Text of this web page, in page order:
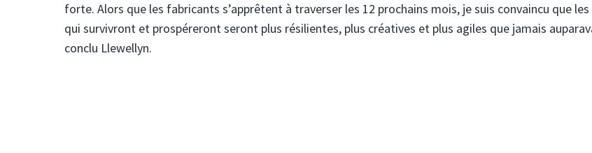
forte. Alors que les fabricants s’apprêtent à traverser les 12 prochains mois, je suis convaincu que
qui survivront et prospéreront seront plus résilientes, plus créatives et plus agiles que jamais
conclu Llewellyn.